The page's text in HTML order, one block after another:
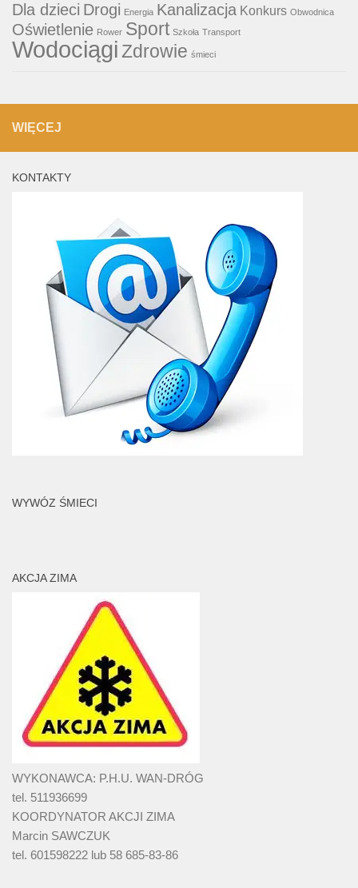
Dla dzieci Drogi Energia Kanalizacja Konkurs Obwodnica
Oświetlenie Rower Sport Szkoła Transport
WodociągiZdrowie śmieci
WIĘCEJ
KONTAKTY
WYWÓZ ŚMIECI
AKCJA ZIMA
WYKONAWCA: P.H.U. WAN-DRÓG
tel. 511936699
KOORDYNATOR AKCJI ZIMA
Marcin SAWCZUK
tel. 601598222 lub 58 685-83-86